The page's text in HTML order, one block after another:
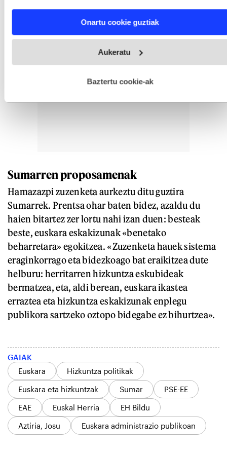
and set your preferences in thedetails section
fitxategiak erabiltzen ditu. Zure esperientzia eta zerbitzuak
esplizitua ematen diguzu.Gehiago irakurri
Onartu cookie guztiak
Aukeratu
Baztertu cookie-ak
Sumarren proposamenak
Hamazazpi zuzenketa aurkeztu ditu guztira
Sumarrek. Prentsa ohar baten bidez, azaldu du
haien bitartez zer lortu nahi izan duen: besteak
beste, euskara eskakizunak «benetako
beharretara» egokitzea. «Zuzenketa hauek sistema
eraginkorrago eta bidezkoago bat eraikitzea dute
helburu: herritarren hizkuntza eskubideak
bermatzea, eta, aldi berean, euskara ikastea
erraztea eta hizkuntza eskakizunak enplegu
publikora sartzeko oztopo bidegabe ez bihurtzea».
GAIAK
Euskara
Hizkuntza politikak
Euskara eta hizkuntzak
Sumar
PSE-EE
EAE
Euskal Herria
EH Bildu
Aztiria, Josu
Euskara administrazio publikoan